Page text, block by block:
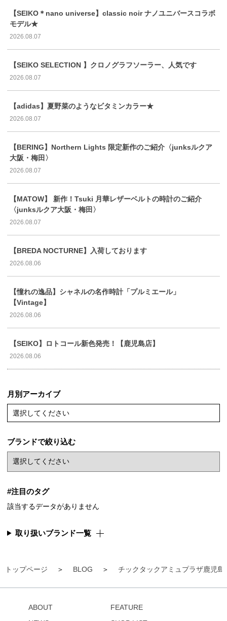
トップページ BLOG チックタックアミュプラザ鹿児島
【SEIKO＊nano universe】classic noir ナノユニバースコラボ
モデル★
2026.08.07
【SEIKO SELECTION 】クロノグラフソーラー、人気です
2026.08.07
【adidas】夏野菜のようなビタミンカラー★
2026.08.07
【BERING】Northern Lights 限定新作のご紹介〈junksルクア
大阪・梅田〉
2026.08.07
【MATOW】 新作！Tsuki 月華レザーベルトの時計のご紹介
〈junksルクア大阪・梅田〉
2026.08.07
【BREDA NOCTURNE】入荷しております
2026.08.06
【憧れの逸品】シャネルの名作時計「プルミエール」
【Vintage】
2026.08.06
【SEIKO】ロトコール新色発売！【鹿児島店】
2026.08.06
月別アーカイブ
選択してください
ブランドで絞り込む
#注目のタグ
該当するデータがありません
取り扱いブランド一覧
ABOUT
FEATURE